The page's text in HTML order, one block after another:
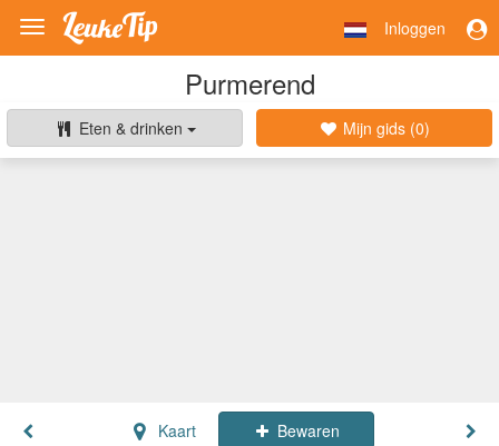
Toggle
navigation
Inloggen
Purmerend
Eten & drinken Mijn gids (0)
Kaart Bewaren